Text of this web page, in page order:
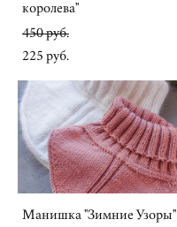
королева"
450 pуб.
225 pуб.
Манишка "Зимние Узоры"